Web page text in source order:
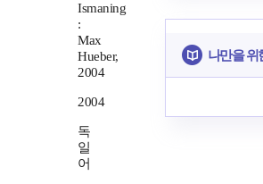
Ismaning
:
Max
Hueber,
2004
2004
독
일
어
나만을 위